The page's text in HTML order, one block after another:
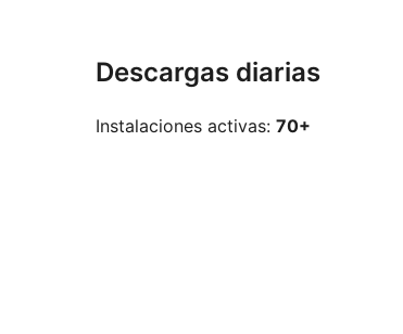
Descargas diarias
Instalaciones activas: 70+